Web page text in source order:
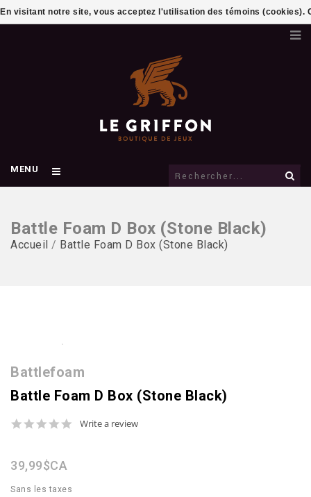
MENU
Battle Foam D Box (Stone Black)
Accueil / Battle Foam D Box (Stone Black)
Battlefoam
Battle Foam D Box (Stone Black)
0.0
Write a review
39,99$CA
Sans les taxes
En visitant notre site, vous acceptez l'utilisation des témoins